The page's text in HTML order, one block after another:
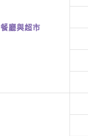
餐廳與超市